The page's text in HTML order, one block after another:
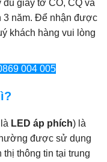
đủ giấy tờ CO, CQ và
3 năm. Để nhận được
khách hàng vui lòng
004 005
LED áp phích) là
được sử dụng
thông tin tại trung